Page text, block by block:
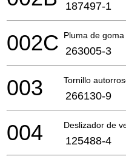
187497-1
Pluma de goma
002C 263005-3
Tornillo
003 266130-9
Deslizador de
004 125488-4